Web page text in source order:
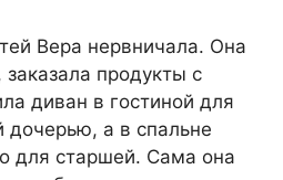
Вера нервничала. Она
заказала продукты с
диван в гостиной для
а в спальне
для старшей. Сама она